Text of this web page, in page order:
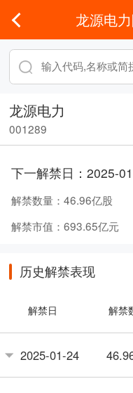
龙源电
龙源电力
001289
下一解禁日： 2025-
解禁数量： 46.96亿股
解禁市值： 693.65亿元
历史解禁表现
解禁日 解禁
2025-01-24